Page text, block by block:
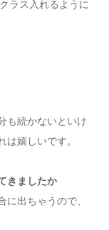
ラス入れるように
も続かないといけ
嬉しいです。
きましたか
出ちゃうので、